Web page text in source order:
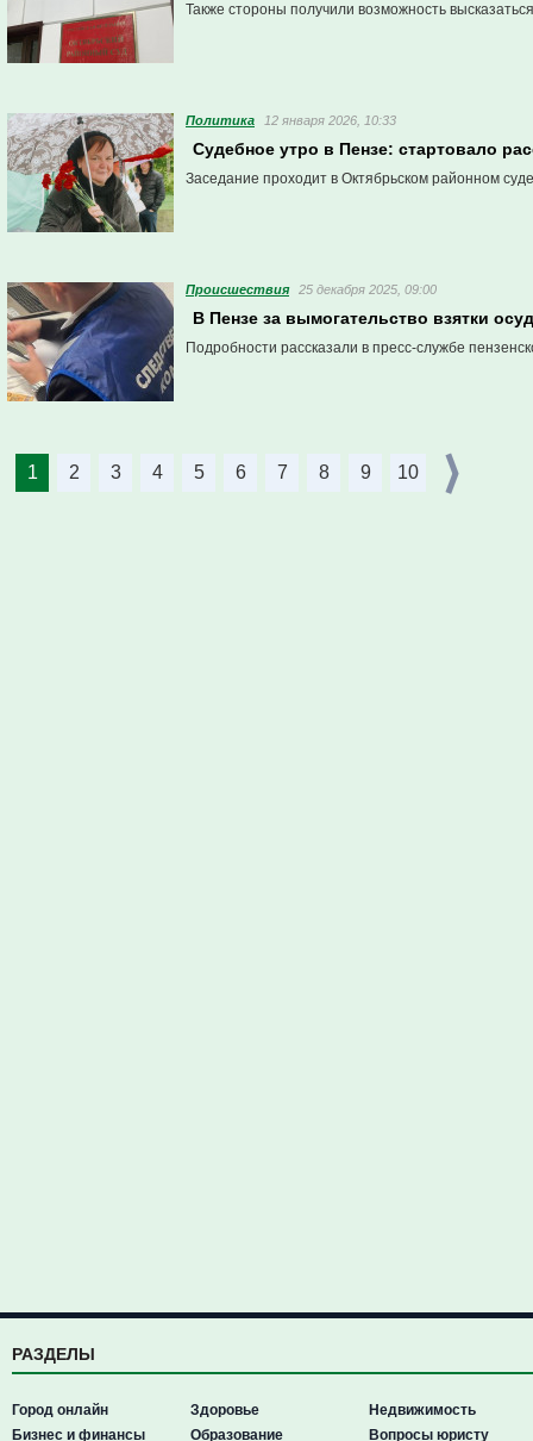
Также стороны получили возможность
Политика 12 января 2026, 10:33
Судебное утро в Пензе: стартовало
Заседание проходит в Октябрьском районном
Проиcшествия 25 декабря 2025, 09:00
В Пензе за вымогательство взятки
Подробности рассказали в пресс-службе
1 2 3 4 5 6 7 8 9 10
РАЗДЕЛЫ
Город онлайн
Бизнес и финансы
Здоровье
Образование
Недвижимость
Вопросы юристу